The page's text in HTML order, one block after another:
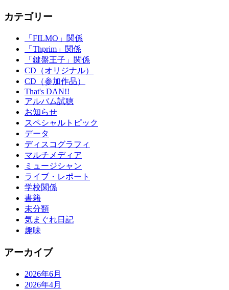
カテゴリー
「FILMO」関係
「Thprim」関係
「鍵盤王子」関係
CD（オリジナル）
CD（参加作品）
That's DAN!!
アルバム試聴
お知らせ
スペシャルトピック
データ
ディスコグラフィ
マルチメディア
ミュージシャン
ライブ・レポート
学校関係
書籍
未分類
気まぐれ日記
趣味
アーカイブ
2026年6月
2026年4月